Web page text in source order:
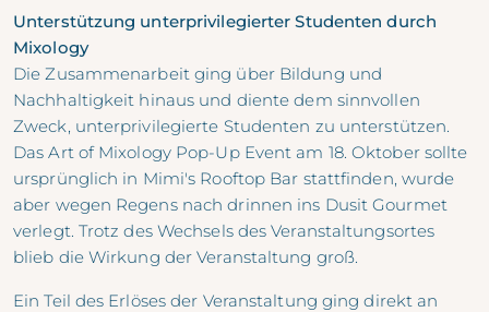
Unterstützung unterprivilegierter Studenten durch
Mixology
Die Zusammenarbeit ging über Bildung und
Nachhaltigkeit hinaus und diente dem sinnvollen
Zweck, unterprivilegierte Studenten zu unterstützen.
Das Art of Mixology Pop-Up Event am 18. Oktober sollte
ursprünglich in Mimi's Rooftop Bar stattfinden, wurde
aber wegen Regens nach drinnen ins Dusit Gourmet
verlegt. Trotz des Wechsels des Veranstaltungsortes
blieb die Wirkung der Veranstaltung groß.
Ein Teil des Erlöses der Veranstaltung ging direkt an